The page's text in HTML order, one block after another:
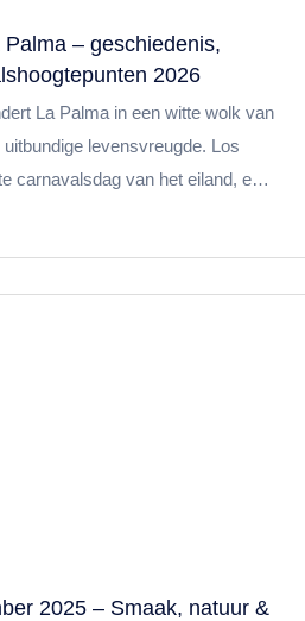
– geschiedenis,
2026
La Palma in een witte wolk van
levensvreugde. Los
carnavalsdag van het eiland, een
wortels, vaste rituelen en
het hele eiland in februari 2026.
2025 – Smaak, natuur &